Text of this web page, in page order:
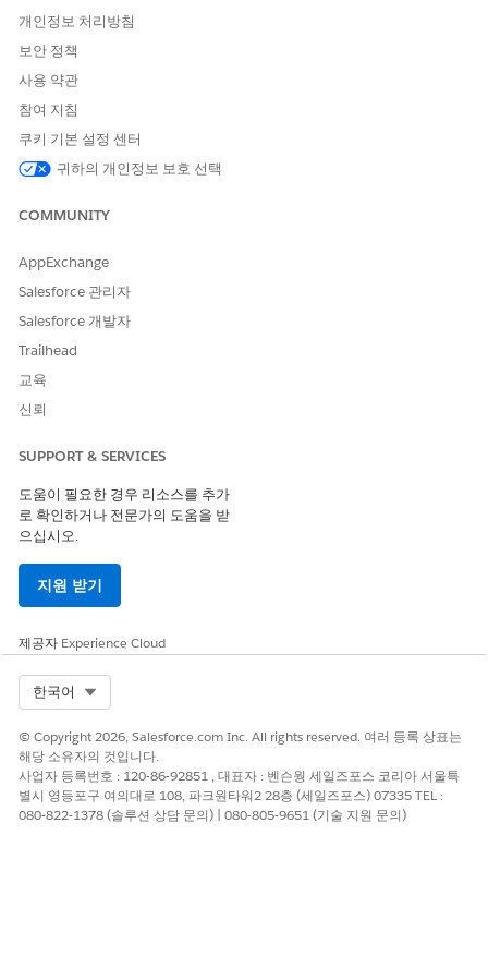
path.
Click
Nextand activate the path.
To display a celebratory animation when users complete
the path, enable celebrations.
Click
개인정보 처리방침
보안 정책
사용 약관
참여 지침
쿠키 기본 설정 센터
귀하의 개인정보 보호 선택
COMMUNITY
AppExchange
Salesforce 관리자
Salesforce 개발자
Trailhead
교육
신뢰
SUPPORT & SERVICES
도움이 필요한 경우 리소스를 추가
로 확인하거나 전문가의 도움을 받
으십시오.
지원 받기
제공자 Experience Cloud
한국어
© Copyright 2026, Salesforce.com Inc. All rights reserved. 여러 등록 상표는
해당 소유자의 것입니다.
사업자 등록번호 : 120-86-92851 , 대표자 : 벤슨웡 세일즈포스 코리아 서울특
별시 영등포구 여의대로 108, 파크원타워2 28층 (세일즈포스) 07335 TEL :
080-822-1378 (솔루션 상담 문의) | 080-805-9651 (기술 지원 문의)